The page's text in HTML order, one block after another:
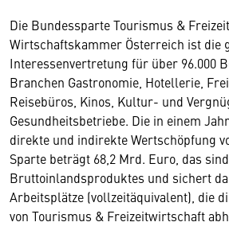
Die Bundessparte Tourismus &
Wirtschaftskammer Österreich ist die
Interessenvertretung für über 96.000
Branchen Gastronomie, Hotellerie,
Reisebüros, Kinos, Kultur- und
Gesundheitsbetriebe. Die in einem
direkte und indirekte Wertschöpfung
Sparte beträgt 68,2 Mrd. Euro, das
Bruttoinlandsproduktes und sichert
Arbeitsplätze (vollzeitäquivalent), die
von Tourismus & Freizeitwirtschaft